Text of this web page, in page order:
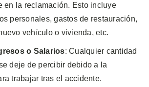
en la reclamación. Esto incluye
personales, gastos de restauración,
vehículo o vivienda, etc.
o Salarios: Cualquier cantidad
deje de percibir debido a la
trabajar tras el accidente.